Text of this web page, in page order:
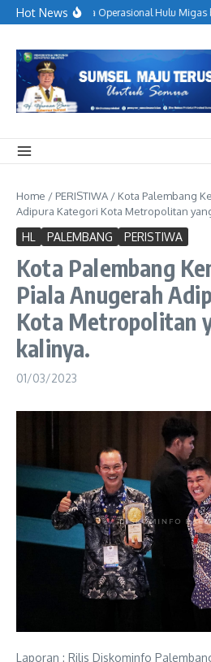
Lewati ke konten
Hot NewsMenjaga Operasional Hulu Migas
Home / PERISTIWA / Kota Palembang
Adipura Kategori Kota Metropolitan
HL PALEMBANG PERISTIWA
Kota Palembang
Piala Anugerah
Kota Metropolitan
kalinya.
01/03/2023
Laporan : Rilis Diskominfo